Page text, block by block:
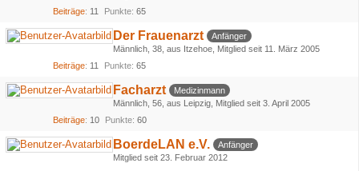
Beiträge 11 Punkte 65
Der Frauenarzt
Anfänger
Männlich 38 aus Itzehoe Mitglied seit 11. März 2005
Beiträge 11 Punkte 65
Facharzt
Medizinmann
Männlich 56 aus Leipzig Mitglied seit 3. April 2005
Beiträge 10 Punkte 60
BoerdeLAN e.V.
Anfänger
Mitglied seit 23. Februar 2012